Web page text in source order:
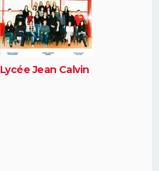
Lycée Jean Calvin